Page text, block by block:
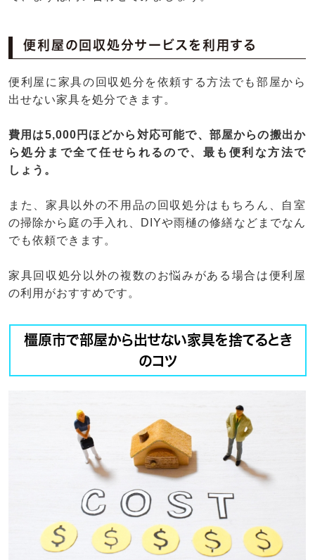
便利屋の回収処分サービスを利用する
便利屋に家具の回収処分を依頼する方法でも部屋から
出せない家具を処分できます。
費用は5,000円ほどから対応可能で、部屋からの搬出か
ら処分まで全て任せられるので、最も便利な方法で
しょう。
また、家具以外の不用品の回収処分はもちろん、自室
の掃除から庭の手入れ、DIYや雨樋の修繕などまでなん
でも依頼できます。
家具回収処分以外の複数のお悩みがある場合は便利屋
の利用がおすすめです。
橿原市で部屋から出せない家具を捨てるとき
のコツ